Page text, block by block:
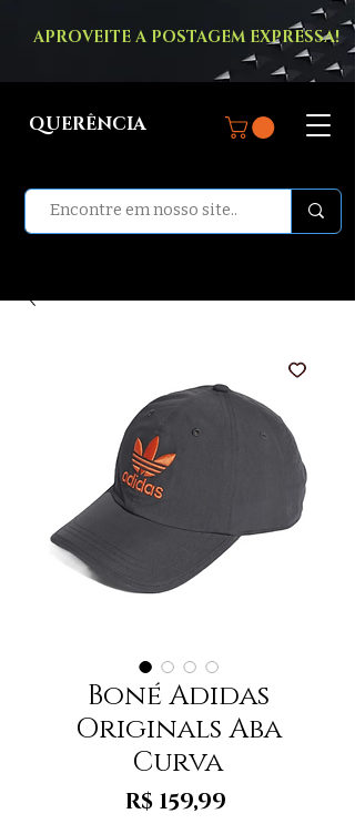
APROVEITE A POSTAGEM EXPRESSA!
QUERÊNCIA
Boné Adidas
Originals Aba
Curva
R$ 159,99Preço